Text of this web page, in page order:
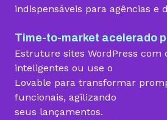
1 site 3 sites
Hospedagem gerenciada para
Domínio grátis
indispensáveis para agências e
Time-to-market acelerado
Estruture sites WordPress com
inteligentes ou use o
Lovable para transformar
funcionais, agilizando
seus lançamentos.